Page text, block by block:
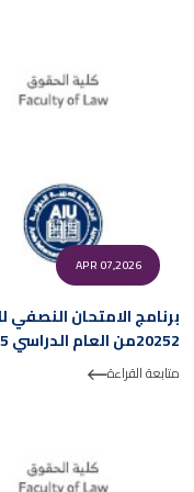
APR 07,2026
برنامج الامتحان
20252من العام الدراسي 2026/2025
متابعة القراءة